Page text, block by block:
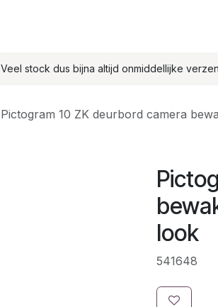
Veel stock dus bijna altijd onmiddellijke
Pictogram 10 ZK deurbord camera
look
541648